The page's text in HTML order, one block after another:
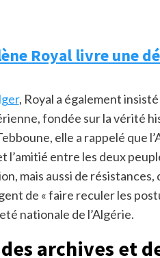
Royal livre une
, Royal a également
fondée sur la vérité
elle a rappelé que
l’amitié entre les deux
mais aussi de
de « faire reculer les
nationale de l’Algérie.
archives et